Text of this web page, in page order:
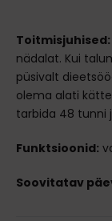
Toitmisjuhised:
nädalat. Kui
püsivalt
olema alati
tarbida 48 tunni
Funktsioonid:
Soovitatav